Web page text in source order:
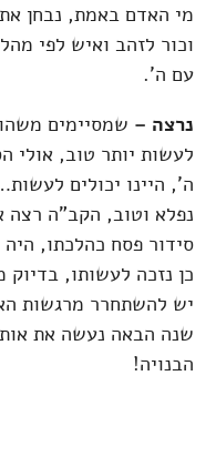
מי האדם באמת, נבחן
וכור לזהב ואיש לפי
עם ה'.
נרצה – שמסיימים משהו
לעשות יותר טוב, אולי
ה', היינו יכולים
נפלא וטוב, הקב"ה רצה
סידור פסח כהלכתו, היה
כן נזכה לעשותו, בדיוק
יש להשתחרר מרגשות
שנה הבאה נעשה את
הבנויה!